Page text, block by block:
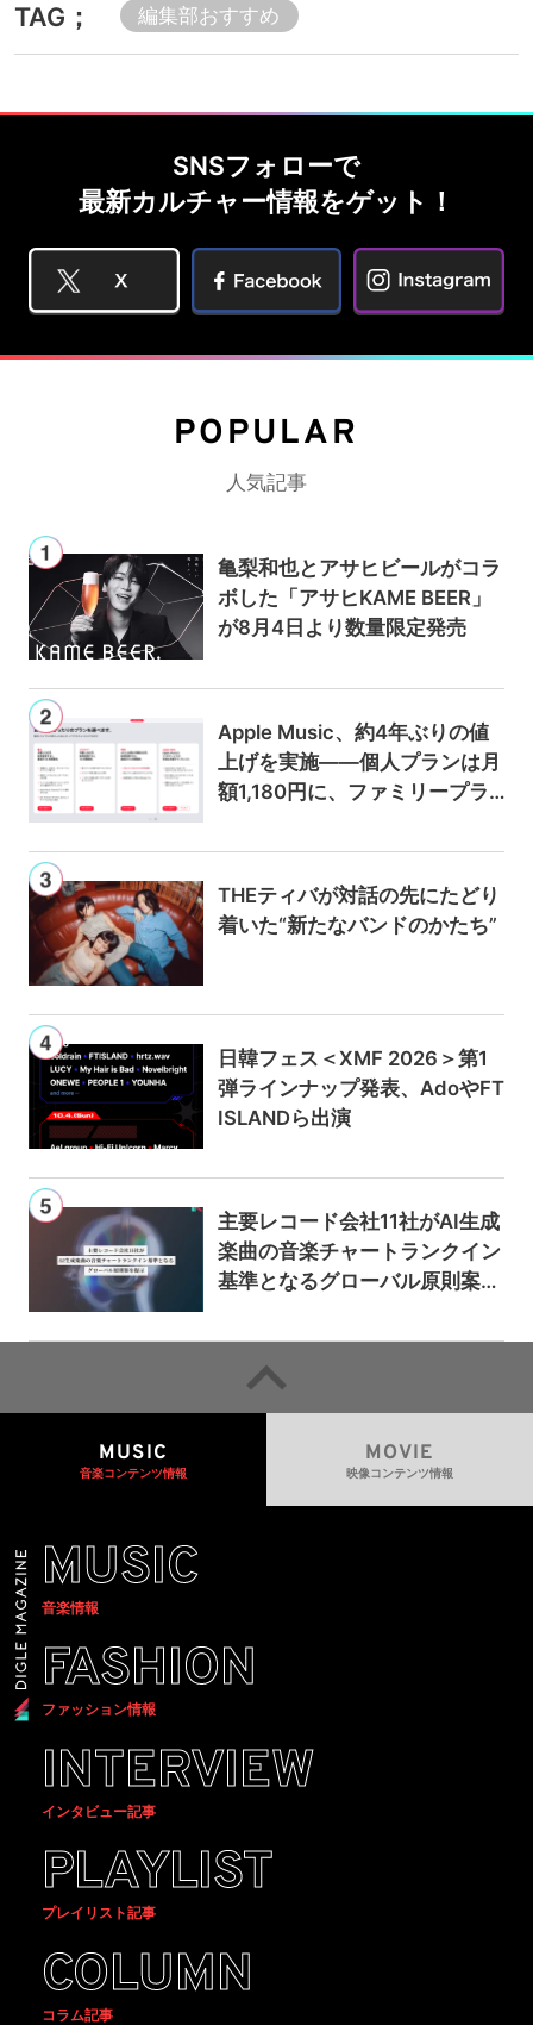
TAG； 編集部おすすめ
SNSフォローで
最新カルチャー情報をゲット！
POPULAR
人気記事
亀梨和也とアサヒビールがコラ
ボした「アサヒKAME BEER」
が8月4日より数量限定発売
Apple Music、約4年ぶりの値
上げを実施——個人プランは月
額1,180円に、ファミリープラ
THEティバが対話の先にたどり
着いた“新たなバンドのかたち”
日韓フェス＜XMF 2026＞第1
弾ラインナップ発表、AdoやFT
ISLANDら出演
主要レコード会社11社がAI生成
楽曲の音楽チャートランクイン
基準となるグローバル原則案を
るための統一的な枠組みを提案
MUSIC
音楽コンテンツ情報
MOVIE
映像コンテンツ情報
MUSIC
音楽情報
FASHION
ファッション情報
INTERVIEW
インタビュー記事
PLAYLIST
プレイリスト記事
COLUMN
コラム記事